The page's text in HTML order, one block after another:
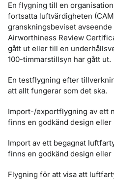
En flygning till en
fortsatta luftvärdigheten
granskningsbeviset
Airworthiness Review
gått ut eller till en
100-timmarstillsyn har gått ut.
En testflygning efter
att allt fungerar som det ska.
Import-/exportflygning av ett
finns en godkänd design eller
Import av ett begagnat
finns en godkänd design eller
Flygning för att visa att